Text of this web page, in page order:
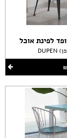
לפינת אוכל